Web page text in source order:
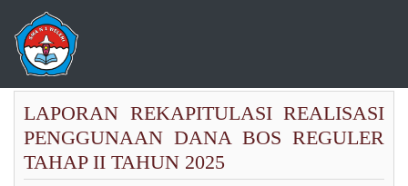
LAPORAN REKAPITULASI REALISASI
PENGGUNAAN DANA BOS REGULER
TAHAP II TAHUN 2025